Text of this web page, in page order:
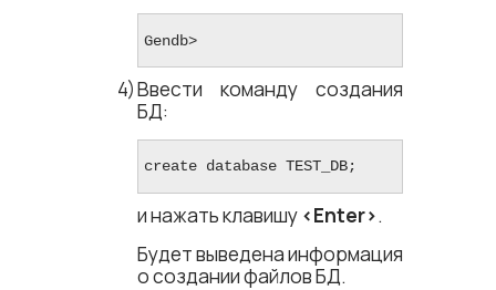
Gendb​>
Ввести команду создания
БД:
create database TEST_DB;
и нажать клавишу <​Enter​>.
Будет выведена информация
о создании файлов БД.